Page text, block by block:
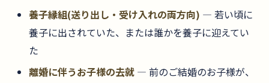
養子縁組(送り出し・受け入れの両方向) — 若い頃に
養子に出されていた、または誰かを養子に迎えてい
た
離婚に伴うお子様の去就 — 前のご結婚のお子様が、